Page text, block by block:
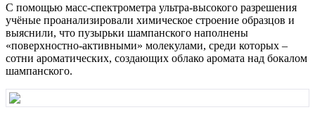
С помощью масс-спектрометра ультра-высокого разрешения
учёные проанализировали химическое строение образцов и
выяснили, что пузырьки шампанского наполнены
«поверхностно-активными» молекулами, среди которых –
сотни ароматических, создающих облако аромата над бокалом
шампанского.